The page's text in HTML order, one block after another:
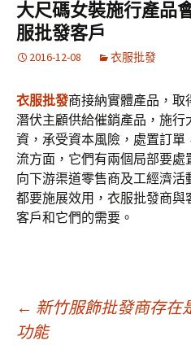
區
大尺碼女裝施行產品
服批發客戶
2016-12-08 衣服批發
衣服批發商接納實體產品，取
潛伏主顧供給催銷產品，施行
資，承受資本風險，處置訂
流方面，它們有兩個局部要
向下游渠道零售商及工經濟
都要施展效用，衣服批發商
客戶和它們的需要。
文
← 新竹服飾批發商存在
功能